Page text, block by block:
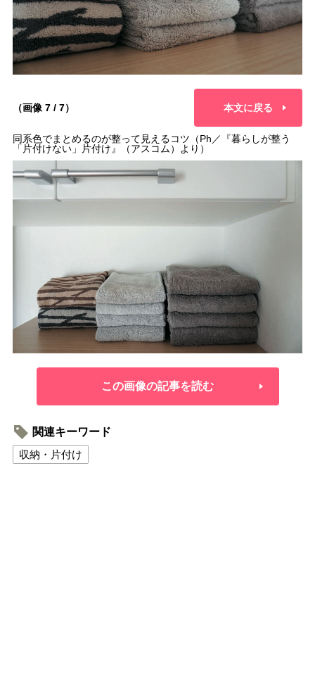
（画像 7 / 7） 本文に戻る
同系色でまとめるのが整って見えるコツ（Ph／『暮らしが整う
「片付けない」片付け』（アスコム）より）
この画像の記事を読む
関連キーワード
収納・片付け